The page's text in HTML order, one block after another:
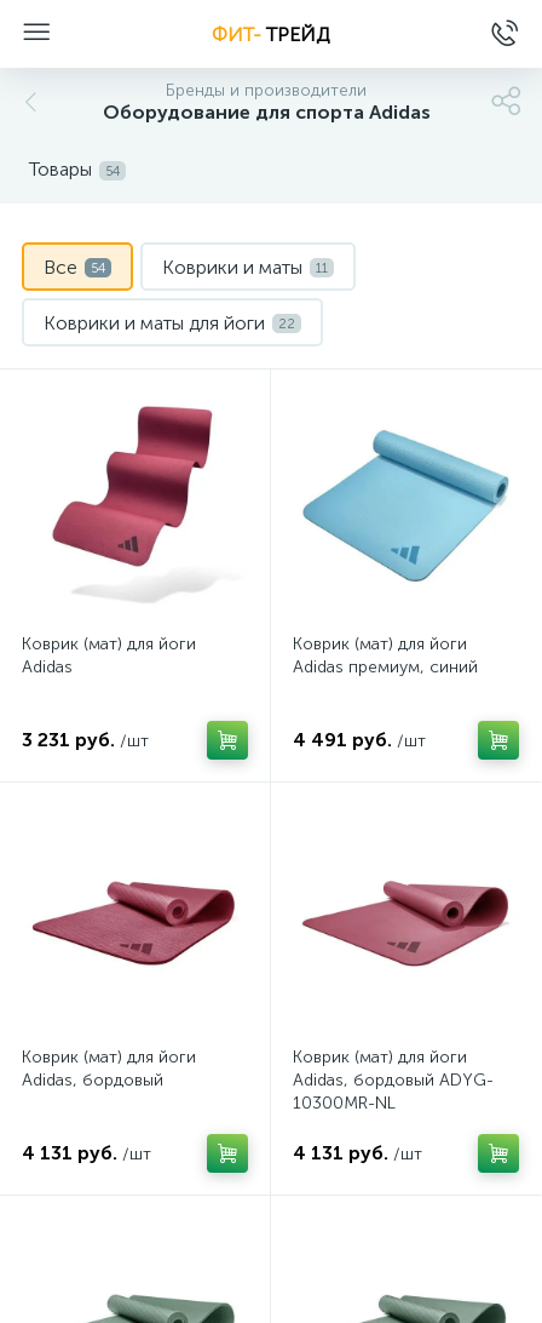
ФИТ-ТРЕЙД
Бренды и производители
Оборудование для спорта Adidas
Товары 54
Все 54 Коврики и маты 11
Коврики и маты для йоги 22
Опции для силовых тренажеров
Скакалки, утяжелители и прочее
Скамьи и стойки Турники и брусья
Цилиндры 4
Коврик (мат) для йоги
Adidas
3 231 руб. /шт
Коврик (мат) для йоги
Adidas премиум, синий
4 491 руб. /шт
Коврик (мат) для йоги
Adidas, бордовый
4 131 руб. /шт
Коврик (мат) для йоги
Adidas, бордовый ADYG-
10300MR-NL
4 131 руб. /шт